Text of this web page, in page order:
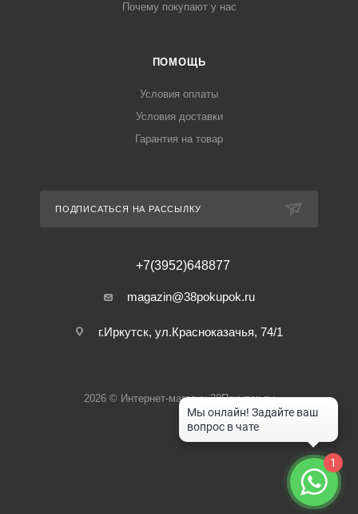
Почему покупают у нас
ПОМОЩЬ
Условия оплаты
Условия доставки
Гарантия на товар
ПОДПИСАТЬСЯ НА РАССЫЛКУ
+7(3952)648877
magazin@38pokupok.ru
г.Иркутск, ул.Красноказачья, 74/1
2026 © Интернет-магазин 38Покупок.ру
1